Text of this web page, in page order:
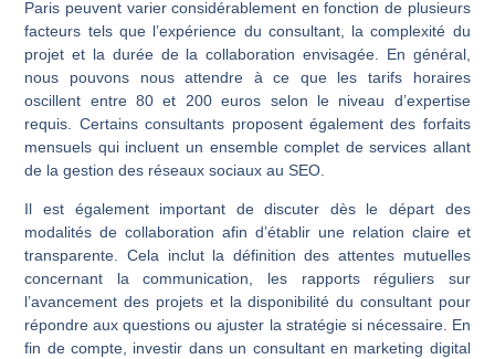
Paris peuvent varier considérablement en fonction de plusieurs
facteurs tels que l’expérience du consultant, la complexité du
projet et la durée de la collaboration envisagée. En général,
nous pouvons nous attendre à ce que les tarifs horaires
oscillent entre 80 et 200 euros selon le niveau d’expertise
requis. Certains consultants proposent également des forfaits
mensuels qui incluent un ensemble complet de services allant
de la gestion des réseaux sociaux au SEO.
Il est également important de discuter dès le départ des
modalités de collaboration afin d’établir une relation claire et
transparente. Cela inclut la définition des attentes mutuelles
concernant la communication, les rapports réguliers sur
l’avancement des projets et la disponibilité du consultant pour
répondre aux questions ou ajuster la stratégie si nécessaire. En
fin de compte, investir dans un consultant en marketing digital